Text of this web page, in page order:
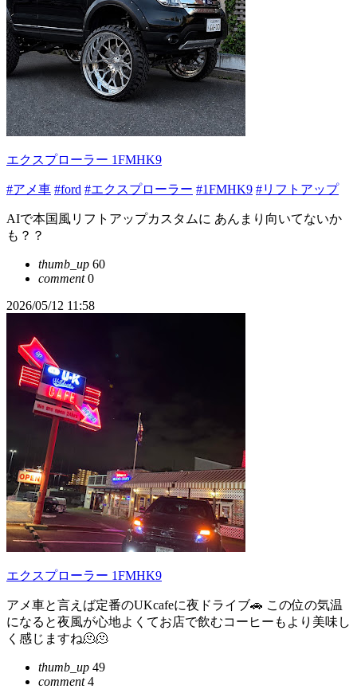
エクスプローラー 1FMHK9
#アメ車 #ford #エクスプローラー #1FMHK9 #リフトアップ
AIで本国風リフトアップカスタムに あんまり向いてないか
も？？
thumb_up 60
comment0
2026/05/12 11:58
エクスプローラー 1FMHK9
アメ車と言えば定番のUKcafeに夜ドライブ🚗 この位の気温
になると夜風が心地よくてお店で飲むコーヒーもより美味し
く感じますね🫠🫠
thumb_up 49
comment4